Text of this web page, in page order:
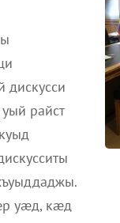
райст
уæд, кæд